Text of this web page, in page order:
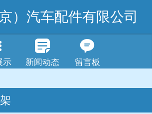
）汽车配件有限公司
示 新闻动态 留言板